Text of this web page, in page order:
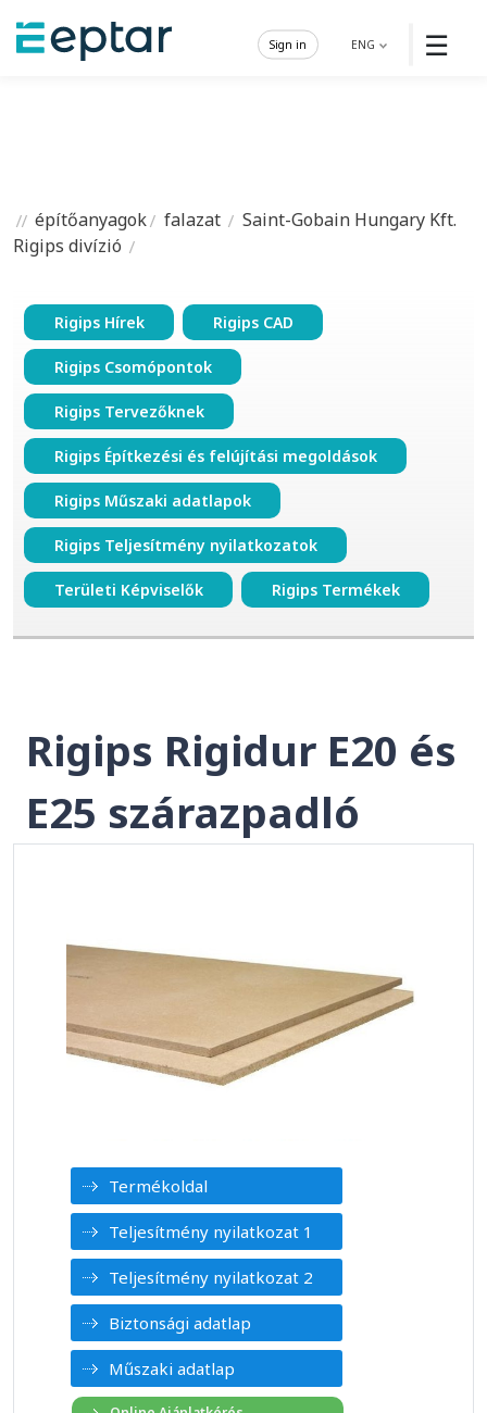
☰
ENG
Sign in
építőanyagok falazat
Saint-Gobain Hungary Kft.
Rigips divízió
Rigips Hírek Rigips CAD
Rigips Csomópontok
Rigips Tervezőknek
Rigips Építkezési és felújítási megoldások
Rigips Műszaki adatlapok
Rigips Teljesítmény nyilatkozatok
Területi Képviselők Rigips Termékek
Rigips Rigidur E20 és
E25 szárazpadló
Termékoldal
Teljesítmény nyilatkozat 1
Teljesítmény nyilatkozat 2
Biztonsági adatlap
Műszaki adatlap